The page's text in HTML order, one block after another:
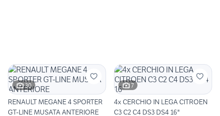
30
RENAULT MEGANE 4 SPORTER
GT-LINE MUSATA ANTERIORE
7
4x CERCHIO IN LEGA CITROEN
C3 C2 C4 DS3 DS4 16"